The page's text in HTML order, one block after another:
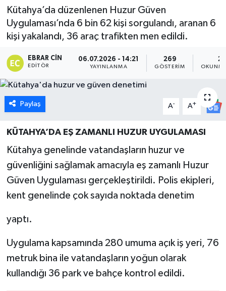
Kütahya’da düzenlenen Huzur Güven
Uygulaması’nda 6 bin 62 kişi sorgulandı, aranan 6
kişi yakalandı, 36 araç trafikten men edildi.
EBRAR CIN
EDITÖR
06.07.2026 - 14:21
YAYINLANMA
269
GÖSTERIM
2
Paylaş A- A+
KÜTAHYA’DA EŞ ZAMANLI HUZUR UYGULAMASI
Kütahya genelinde vatandaşların huzur ve
güvenliğini sağlamak amacıyla eş zamanlı Huzur
Güven Uygulaması gerçekleştirildi. Polis ekipleri,
kent genelinde çok sayıda noktada denetim
yaptı.
Uygulama kapsamında 280 umuma açık iş yeri, 76
metruk bina ile vatandaşların yoğun olarak
kullandığı 36 park ve bahçe kontrol edildi.
Domaniç
Eğitim
Emet
Gediz
Hisarcık